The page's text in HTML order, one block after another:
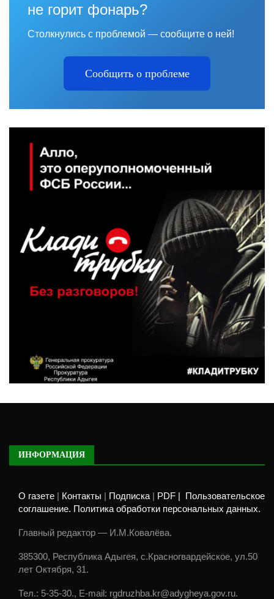
не горит фонарь?
Столкнулись с проблемой — сообщите о ней!
Сообщить о проблеме
ИНФОРМАЦИЯ
О газете Контакты Подписка PDF |
Пользовательское
соглашение. Политика обработки персональных данных.
Главный редактор — И.М.Ковалёва.
385300, Республика Адыгея, с.Красногвардейское, ул.50
лет Октября, 31.
Тел.: 5-35-30., E-mail: rgdruzhba.kr@adygheya.gov.ru.